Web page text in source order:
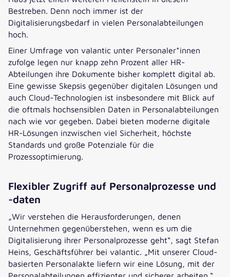
Bestreben. Denn noch immer ist der
Digitalisierungsbedarf in vielen Personalabteilungen
hoch.
Einer Umfrage von valantic unter Personaler*innen
zufolge legen nur knapp zehn Prozent aller HR-
Abteilungen ihre Dokumente bisher komplett digital ab.
Eine gewisse Skepsis gegenüber digitalen Lösungen und
auch Cloud-Technologien ist insbesondere mit Blick auf
die oftmals hochsensiblen Daten in Personalabteilungen
nach wie vor gegeben. Dabei bieten moderne digitale
HR-Lösungen inzwischen viel Sicherheit, höchste
Standards und große Potenziale für die
Prozessoptimierung.
Flexibler Zugriff auf Personalprozesse und
-daten
„Wir verstehen die Herausforderungen, denen
Unternehmen gegenüberstehen, wenn es um die
Digitalisierung ihrer Personalprozesse geht“, sagt Stefan
Heins, Geschäftsführer bei valantic. „Mit unserer Cloud-
basierten Personalakte liefern wir eine Lösung, mit der